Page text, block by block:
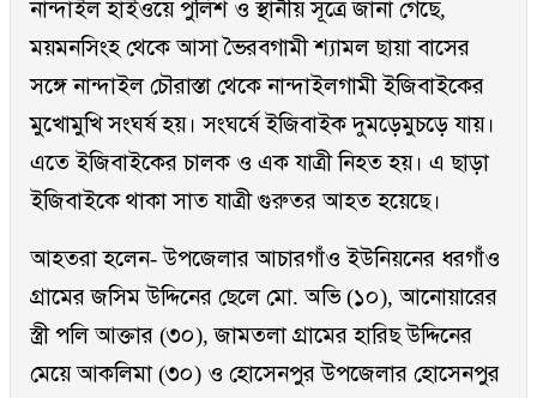
নান্দাইল হাইওয়ে পুলিশ ও স্থানীয় সূত্রে জানা গেছে,
ময়মনসিংহ থেকে আসা ভৈরবগামী শ্যামল ছায়া বাসের
সঙ্গে নান্দাইল চৌরাস্তা থেকে নান্দাইলগামী ইজিবাইকের
মুখোমুখি সংঘর্ষ হয়। সংঘর্ষে ইজিবাইক দুমড়েমুচড়ে যায়।
এতে ইজিবাইকের চালক ও এক যাত্রী নিহত হয়। এ ছাড়া
ইজিবাইকে থাকা সাত যাত্রী গুরুতর আহত হয়েছে।
আহতরা হলেন- উপজেলার আচারগাঁও ইউনিয়নের ধরগাঁও
গ্রামের জসিম উদ্দিনের ছেলে মো. অভি (১০), আনোয়ারের
স্ত্রী পলি আক্তার (৩০), জামতলা গ্রামের হারিছ উদ্দিনের
মেয়ে আকলিমা (৩০) ও হোসেনপুর উপজেলার হোসেনপুর